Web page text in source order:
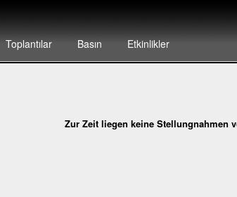
Toplantılar Basın Etkinlikler
Zur Zeit liegen keine Stellungnahmen